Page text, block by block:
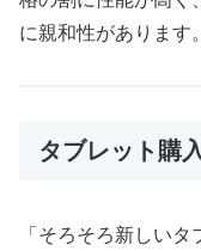
に親和性があります。
タブレット購
「そろそろ新しい